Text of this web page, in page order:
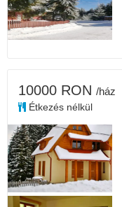
10000 RON /ház
Étkezés nélkül